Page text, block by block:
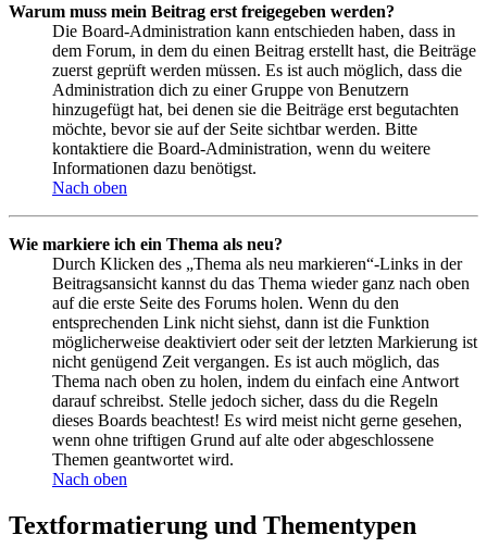
Warum muss mein Beitrag erst freigegeben werden?
Die Board-Administration kann entschieden haben, dass in
dem Forum, in dem du einen Beitrag erstellt hast, die Beiträge
zuerst geprüft werden müssen. Es ist auch möglich, dass die
Administration dich zu einer Gruppe von Benutzern
hinzugefügt hat, bei denen sie die Beiträge erst begutachten
möchte, bevor sie auf der Seite sichtbar werden. Bitte
kontaktiere die Board-Administration, wenn du weitere
Informationen dazu benötigst.
Nach oben
Wie markiere ich ein Thema als neu?
Durch Klicken des „Thema als neu markieren“-Links in der
Beitragsansicht kannst du das Thema wieder ganz nach oben
auf die erste Seite des Forums holen. Wenn du den
entsprechenden Link nicht siehst, dann ist die Funktion
möglicherweise deaktiviert oder seit der letzten Markierung ist
nicht genügend Zeit vergangen. Es ist auch möglich, das
Thema nach oben zu holen, indem du einfach eine Antwort
darauf schreibst. Stelle jedoch sicher, dass du die Regeln
dieses Boards beachtest! Es wird meist nicht gerne gesehen,
wenn ohne triftigen Grund auf alte oder abgeschlossene
Themen geantwortet wird.
Nach oben
Textformatierung und Thementypen